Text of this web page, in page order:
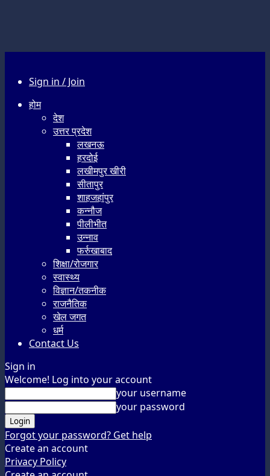
Sign in / Join
होम
देश
उत्तर प्रदेश
लखनऊ
हरदोई
लखीमपुर खीरी
सीतापुर
शाहजहांपुर
कन्नौज
पीलीभीत
उन्नाव
फर्रुखाबाद
शिक्षा/रोजगार
स्वास्थ्य
विज्ञान/तकनीक
राजनैतिक
खेल जगत
धर्म
Contact Us
Sign in
Welcome! Log into your account
your username
your password
Forgot your password? Get help
Create an account
Privacy Policy